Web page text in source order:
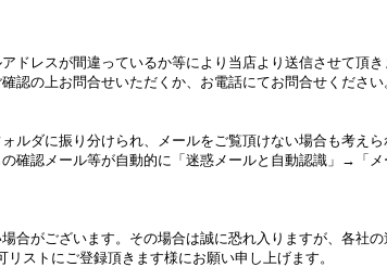
ドレスが間違っているか等により当店より送信させて頂き
認の上お問合せいただくか、お電話にてお問合せください
ルダに振り分けられ、メールをご覧頂けない場合も考えら
確認メール等が自動的に「迷惑メールと自動認識」→「メ
合がございます。その場合は誠に恐れ入りますが、各社
ストにご登録頂きます様にお願い申し上げます。